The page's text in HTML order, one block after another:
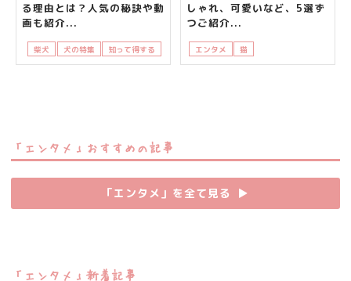
る理由とは？人気の秘訣や動
画も紹介...
柴犬 犬の特集 知って得する
しゃれ、可愛いなど、5選ず
つご紹介...
エンタメ 猫
「エンタメ」おすすめの記事
「エンタメ」を全て見る ▶︎
「エンタメ」新着記事